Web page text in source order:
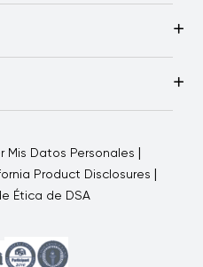
Royal PrestigePrograma
Garantía Royal Prestige
apoyamosBlogs -
Mis Datos Personales |
Product Disclosures |
Ética de DSA